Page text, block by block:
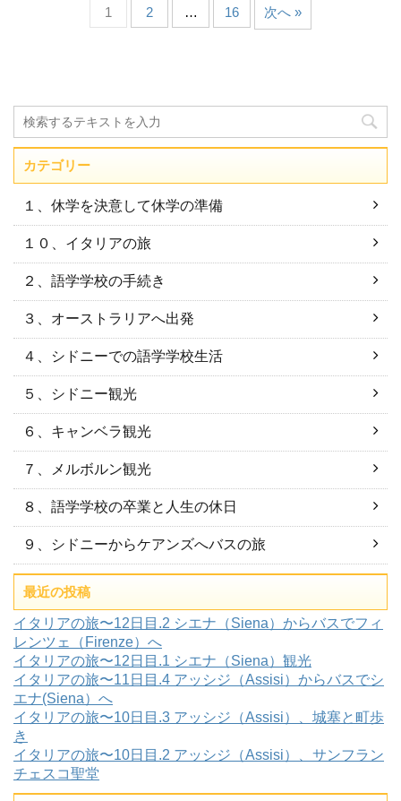
1 2 … 16 次へ »
カテゴリー
１、休学を決意して休学の準備
１０、イタリアの旅
２、語学学校の手続き
３、オーストラリアへ出発
４、シドニーでの語学学校生活
５、シドニー観光
６、キャンベラ観光
７、メルボルン観光
８、語学学校の卒業と人生の休日
９、シドニーからケアンズへバスの旅
最近の投稿
イタリアの旅〜12日目.2 シエナ（Siena）からバスでフィ
レンツェ（Firenze）へ
イタリアの旅〜12日目.1 シエナ（Siena）観光
イタリアの旅〜11日目.4 アッシジ（Assisi）からバスでシ
エナ(Siena）へ
イタリアの旅〜10日目.3 アッシジ（Assisi）、城塞と町歩
き
イタリアの旅〜10日目.2 アッシジ（Assisi）、サンフラン
チェスコ聖堂